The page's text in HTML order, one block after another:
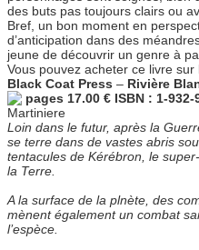
des buts pas toujours clairs ou
Bref, un bon moment en
d’anticipation dans des
jeune de découvrir un genre à
Vous pouvez acheter ce livre
Black Coat Press – Rivière
pages 17.00 € ISBN : 1-932-
Martiniere
Loin dans le futur, après la
se terre dans de vastes abris
tentacules de Kérébron, le
la Terre.
A la surface de la plnète, des
mènent également un combat
l’espèce.